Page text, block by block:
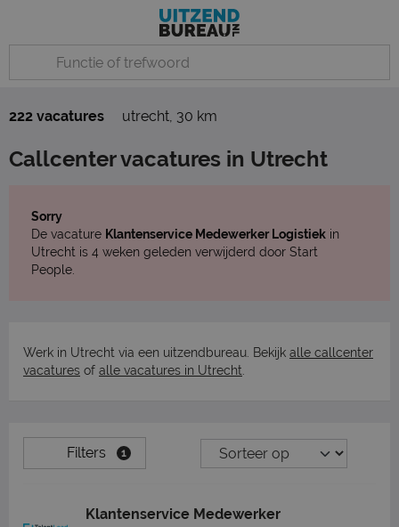
222 vacatures utrecht, 30 km
Callcenter vacatures in Utrecht
Sorry
De vacature Klantenservice Medewerker Logistiek in
Utrecht is 4 weken geleden verwijderd door Start
People.
Werk in Utrecht via een uitzendbureau. Bekijk alle callcenter
vacatures of alle vacatures in Utrecht
Filters 1
Klantenservice Medewerker